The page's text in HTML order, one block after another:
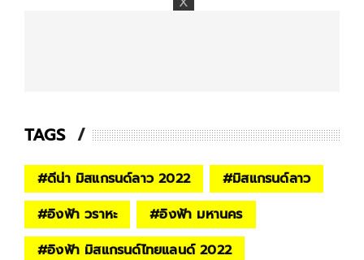
TAGS
#ดีน่า มิสแกรนด์ลาว 2022 #มิสแกรนด์ลาว
#อิงฟ้า วราหะ #อิงฟ้า มหานคร
#อิงฟ้า มิสแกรนด์ไทยแลนด์ 2022